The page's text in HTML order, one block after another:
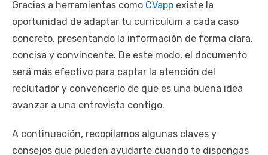
Gracias a herramientas como CVapp existe la
oportunidad de adaptar tu currículum a cada caso
concreto, presentando la información de forma clara,
concisa y convincente. De este modo, el documento
será más efectivo para captar la atención del
reclutador y convencerlo de que es una buena idea
avanzar a una entrevista contigo.
A continuación, recopilamos algunas claves y
consejos que pueden ayudarte cuando te dispongas